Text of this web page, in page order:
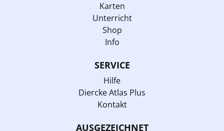
Karten
Unterricht
Shop
Info
SERVICE
Hilfe
Diercke Atlas Plus
Kontakt
AUSGEZEICHNET